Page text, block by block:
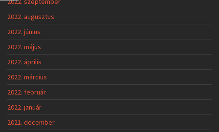
2022. augusztus
2022. június
2022. május
2022. április
2022. március
2022. február
2022. január
2021. december